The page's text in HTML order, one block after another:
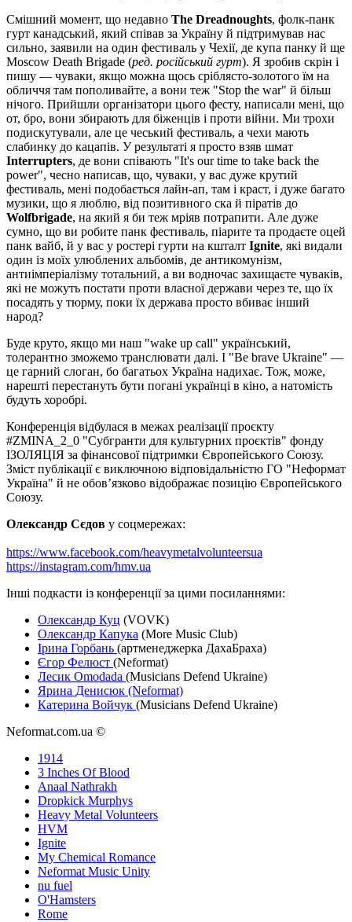
Смішний момент, що недавно The Dreadnoughts, фолк-панк
гурт канадський, який співав за Україну й підтримував нас
сильно, заявили на один фестиваль у Чехії, де купа панку й ще
Moscow Death Brigade (ред. російський гурт). Я зробив скрін і
пишу — чуваки, якщо можна щось сріблясто-золотого їм на
обличчя там пополивайте, а вони теж "Stop the war" й більш
нічого. Прийшли організатори цього фесту, написали мені, що
от, бро, вони збирають для біженців і проти війни. Ми трохи
подискутували, але це чеський фестиваль, а чехи мають
слабинку до кацапів. У результаті я просто взяв шмат
Interrupters, де вони співають "It's our time to take back the
power", чесно написав, що, чуваки, у вас дуже крутий
фестиваль, мені подобається лайн-ап, там і краст, і дуже багато
музики, що я люблю, від позитивного ска й піратів до
Wolfbrigade, на який я би теж мріяв потрапити. Але дуже
сумно, що ви робите панк фестиваль, піарите та продаєте оцей
панк вайб, й у вас у ростері гурти на кшталт Ignite, які видали
один із моїх улюблених альбомів, де антикомунізм,
антиімперіалізму тотальний, а ви водночас захищаєте чуваків,
які не можуть постати проти власної держави через те, що їх
посадять у тюрму, поки їх держава просто вбиває інший
народ?
Буде круто, якщо ми наш "wake up call" український,
толерантно зможемо транслювати далі. І "Be brave Ukraine" —
це гарний слоган, бо багатьох Україна надихає. Тож, може,
нарешті перестануть бути погані українці в кіно, а натомість
будуть хоробрі.
Конференція відбулася в межах реалізації проєкту
#ZMINA_2_0 "Субгранти для культурних проєктів" фонду
ІЗОЛЯЦІЯ за фінансової підтримки Європейського Союзу.
Зміст публікації є виключною відповідальністю ГО "Неформат
Україна" й не обов’язково відображає позицію Європейського
Союзу.
Олександр Сєдов у соцмережах:
https://www.facebook.com/heavymetalvolunteersua
https://instagram.com/hmv.ua
Інші подкасти із конференції за цими посиланнями:
Олександр Куц (VOVK)
Олександр Капука (More Music Club)
Ірина Горбань (артменеджерка ДахаБраха)
Єгор Фелюст (Neformat)
Лесик Omodada (Musicians Defend Ukraine)
Ярина Денисюк (Neformat)
Катерина Войчук (Musicians Defend Ukraine)
Neformat.com.ua ©
1914
3 Inches Of Blood
Anaal Nathrakh
Dropkick Murphys
Heavy Metal Volunteers
HVM
Ignite
My Chemical Romance
Neformat Music Unity
nu fuel
O'Hamsters
Rome